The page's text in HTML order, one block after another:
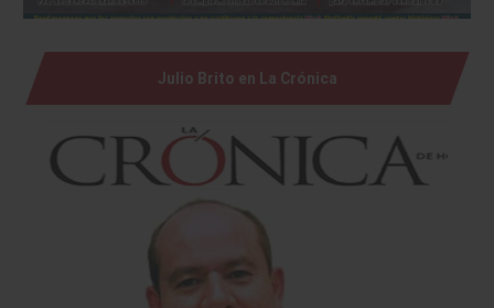
Julio Brito en La Crónica